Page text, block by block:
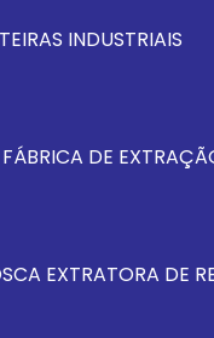
INDUSTRIAIS
FÁBRICA DE
EXTRATORA DE